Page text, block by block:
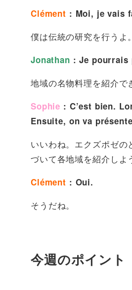
Clément : Moi, je vais
僕は伝統の研究を行うよ。
Jonathan : Je pourrais
地域の名物料理を紹介で
Sophie : C’est bien.
Ensuite, on va
いいわね。エクズポゼ
づいて各地域を紹介しよ
Clément : Oui.
そうだね。
今週のポイント